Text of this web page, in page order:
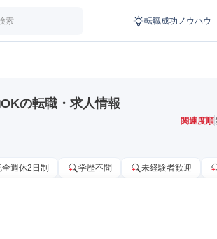
索 転職成功ノウハウ
の転職・求人情報
関連度順
全週休2日制 学歴不問 未経験者歓迎